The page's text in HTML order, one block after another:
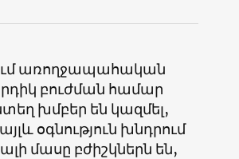
առողջապահական
բուժման համար
խմբեր են կազմել,
օգնություն խնդրում
մասը բժիշկներն են,